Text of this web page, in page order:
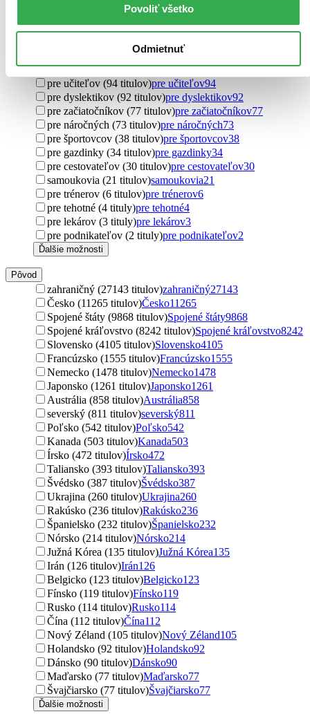
Povoliť všetko
Odmietnuť
pre žiakov (412 titulov)pre žiakov
pre rodičov (322 titulov)pre rodičov322
pre študentov
pre rebelky (166 titulov)pre rebelky
pre kresťanov (132 titulov)pre kresťanov132
pre učiteľov (94 titulov)pre učiteľov94
pre dyslektikov (92 titulov)pre dyslektikov92
pre začiatočníkov (77 titulov)pre začiatočníkov77
pre náročných (73 titulov)pre náročných73
pre športovcov (38 titulov)pre športovcov38
pre gazdinky (34 titulov)pre gazdinky34
pre cestovateľov (30 titulov)pre cestovateľov30
samoukovia (21 titulov)samoukovia21
pre trénerov (6 titulov)pre trénerov6
pre tehotné (4 tituly)pre tehotné4
pre lekárov (3 tituly)pre lekárov3
pre podnikateľov (2 tituly)pre podnikateľov2
Ďalšie možnosti
Pôvod
zahraničný (27143 titulov)zahraničný27143
Česko (11265 titulov)Česko11265
Spojené štáty (9868 titulov)Spojené štáty9868
Spojené kráľovstvo (8242 titulov)Spojené kráľovstvo8242
Slovensko (4105 titulov)Slovensko4105
Francúzsko (1555 titulov)Francúzsko1555
Nemecko (1478 titulov)Nemecko1478
Japonsko (1261 titulov)Japonsko1261
Austrália (858 titulov)Austrália858
severský (811 titulov)severský811
Poľsko (542 titulov)Poľsko542
Kanada (503 titulov)Kanada503
Írsko (472 titulov)Írsko472
Taliansko (393 titulov)Taliansko393
Švédsko (387 titulov)Švédsko387
Ukrajina (260 titulov)Ukrajina260
Rakúsko (236 titulov)Rakúsko236
Španielsko (232 titulov)Španielsko232
Nórsko (214 titulov)Nórsko214
Južná Kórea (135 titulov)Južná Kórea135
Irán (126 titulov)Irán126
Belgicko (123 titulov)Belgicko123
Fínsko (119 titulov)Fínsko119
Rusko (114 titulov)Rusko114
Čína (112 titulov)Čína112
Nový Zéland (105 titulov)Nový Zéland105
Holandsko (92 titulov)Holandsko92
Dánsko (90 titulov)Dánsko90
Maďarsko (77 titulov)Maďarsko77
Švajčiarsko (77 titulov)Švajčiarsko77
Ďalšie možnosti